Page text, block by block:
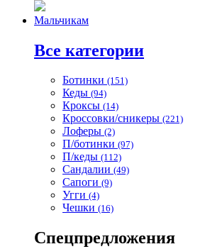
Мальчикам
Все категории
Ботинки (151)
Кеды (94)
Кроксы (14)
Кроссовки/сникеры (221)
Лоферы (2)
П/ботинки (97)
П/кеды (112)
Сандалии (49)
Сапоги (9)
Угги (4)
Чешки (16)
Спецпредложения